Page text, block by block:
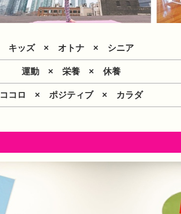
キッズ × オトナ × シニア
運動 × 栄養 × 休養
ココロ × ポジティブ × カラダ